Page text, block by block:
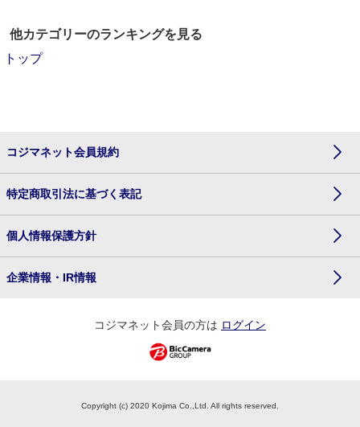
他カテゴリーのランキングを見る
トップ
コジマネット会員規約
特定商取引法に基づく表記
個人情報保護方針
企業情報・IR情報
コジマネット会員の方は ログイン
Copyright (c) 2020 Kojima Co.,Ltd. All rights reserved.